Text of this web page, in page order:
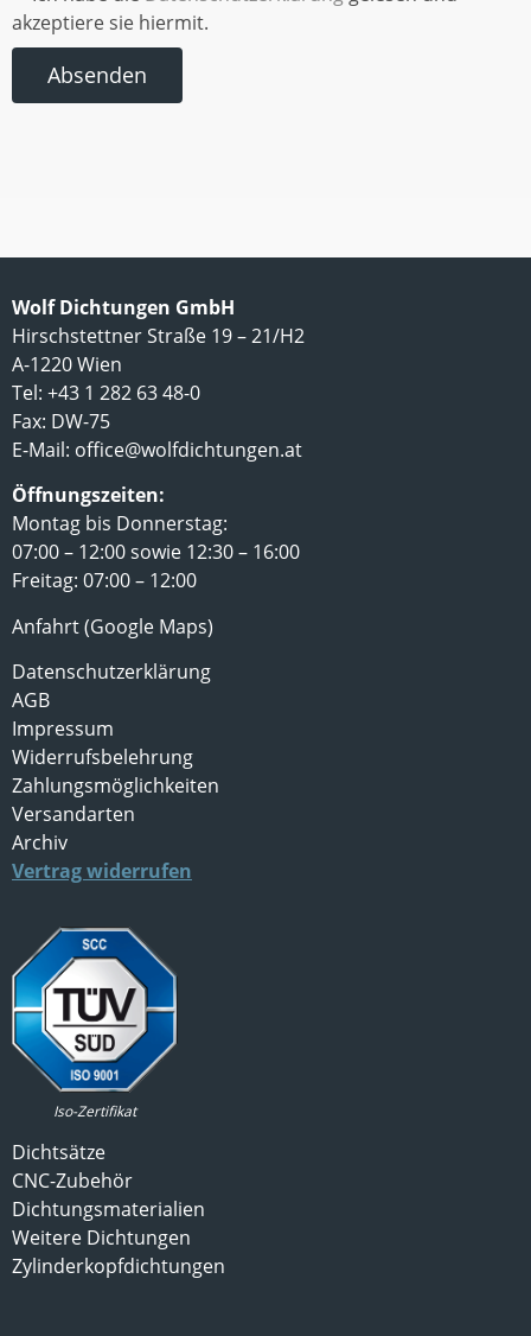
akzeptiere sie hiermit.
Absenden
Wolf Dichtungen GmbH
Hirschstettner Straße 19 – 21/H2
A-1220 Wien
Tel: +43 1 282 63 48-0
Fax: DW-75
E-Mail: office@wolfdichtungen.at
Öffnungszeiten:
Montag bis Donnerstag:
07:00 – 12:00 sowie 12:30 – 16:00
Freitag: 07:00 – 12:00
Anfahrt (Google Maps)
Datenschutzerklärung
AGB
Impressum
Widerrufsbelehrung
Zahlungsmöglichkeiten
Versandarten
Archiv
Vertrag widerrufen
Iso-Zertifikat
Dichtsätze
CNC-Zubehör
Dichtungsmaterialien
Weitere Dichtungen
Zylinderkopfdichtungen